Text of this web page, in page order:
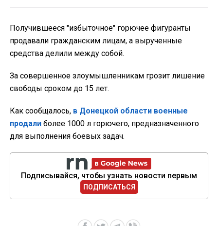
Получившееся "избыточное" горючее фигуранты
продавали гражданским лицам, а вырученные
средства делили между собой.
За совершенное злоумышленникам грозит лишение
свободы сроком до 15 лет.
Как сообщалось, в Донецкой области военные
продали более 1000 л горючего, предназначенного
для выполнения боевых задач.
Подписывайся, чтобы узнать новости первым
ПОДПИСАТЬСЯ